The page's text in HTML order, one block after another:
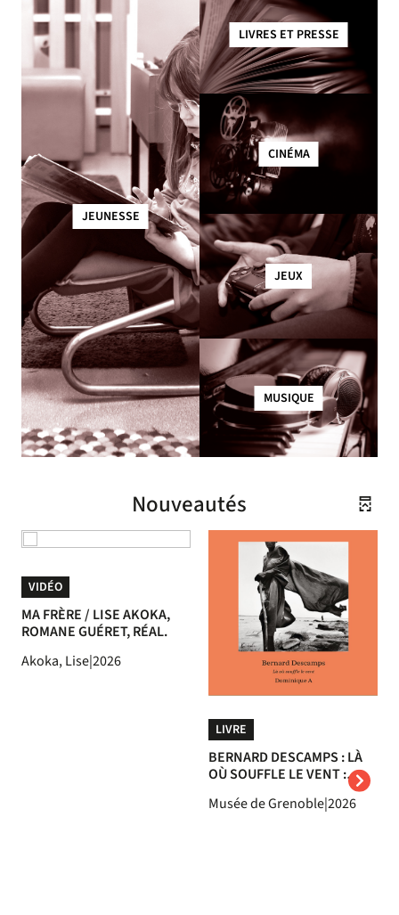
JEUNESSE
LIVRES ET PRESSE
CINÉMA
JEUX
MUSIQUE
Nouveautés
VIDÉO
MA FRÈRE / LISE AKOKA,
ROMANE GUÉRET, RÉAL.
Akoka, Lise|2026
LIVRE
BERNARD DESCAMPS : LÀ
OÙ SOUFFLE LE VENT :
EXPOSITION, MUSÉE DE
GRENOBLE, DU 21 MARS AU
Musée de Grenoble|2026